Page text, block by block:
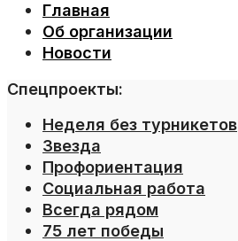
Главная
Об организации
Новости
Спецпроекты:
Неделя без турникетов
Звезда
Профориентация
Социальная работа
Всегда рядом
75 лет победы